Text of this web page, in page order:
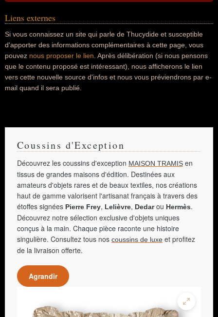
Liens externes
Si vous connaissez un site qui parle de Thucydide et susceptible
d'apporter des informations complémentaires à cette page, vous
pouvez nous proposer le lien . Après délibération (si nous pensons
que le contenu proposé est intéressant), nous afficherons le lien
vers cette nouvelle source d'infos et nous vous préviendrons par e-
mail quand il sera publié.
Coussins d'Exception
Découvrez les coussins d'exception MAISON TRAMIS en
tissus de grandes maisons d'édition. Destinées aux
amateurs d'objets rares et de beaux textiles, nos créations
haut de gamme valorisent l'artisanat français à travers des
étoffes signées Pierre Frey, Lelièvre, Dedarou Hermès.
Découvrez notre sélection exclusive d'objets uniques
conçus à la main. Chaque pièce raconte une histoire
singulière. Consultez tous nos coussins de luxe et profitez
de la livraison offerte.
Agrandir